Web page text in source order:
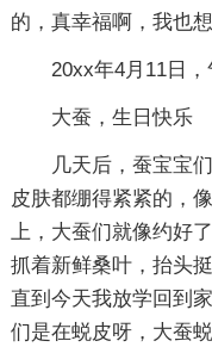
的，真幸福啊，我也
20xx年4月11日
大蚕，生日快乐
几天后，蚕宝宝
皮肤都绷得紧紧的，
上，大蚕们就像约好
抓着新鲜桑叶，抬头
直到今天我放学回到
们是在蜕皮呀，大蚕